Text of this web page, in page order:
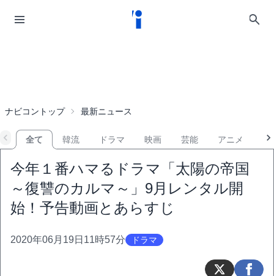
ナビコントップ 最新ニュース
全て 韓流 ドラマ 映画 芸能 アニメ
今年１番ハマるドラマ「太陽の帝国
～復讐のカルマ～」9月レンタル開
始！予告動画とあらすじ
2020年06月19日11時57分 ドラマ